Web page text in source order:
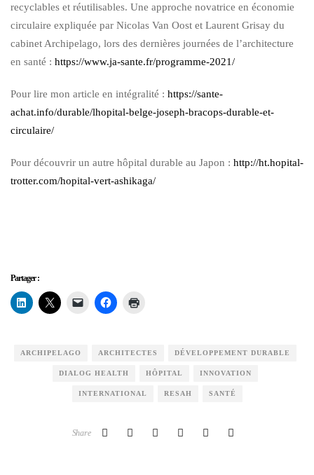
recyclables et réutilisables. Une approche novatrice en économie
circulaire expliquée par Nicolas Van Oost et Laurent Grisay du
cabinet Archipelago, lors des dernières journées de l’architecture
en santé : https://www.ja-sante.fr/programme-2021/
Pour lire mon article en intégralité : https://sante-
achat.info/durable/lhopital-belge-joseph-bracops-durable-et-
circulaire/
Pour découvrir un autre hôpital durable au Japon : http://ht.hopital-
trotter.com/hopital-vert-ashikaga/
Partager :
ARCHIPELAGO ARCHITECTES DÉVELOPPEMENT DURABLE
DIALOG HEALTH HÔPITAL INNOVATION
INTERNATIONAL RESAH SANTÉ
Share